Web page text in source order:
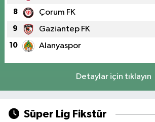
8 Çorum FK
9 Gaziantep FK
10 Alanyaspor
Detaylar için tıklayın
Süper Lig Fikstür